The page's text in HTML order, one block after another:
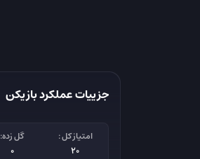
جزییات عملکرد بازیکن
امتیاز کل :
20
گل زده:
0